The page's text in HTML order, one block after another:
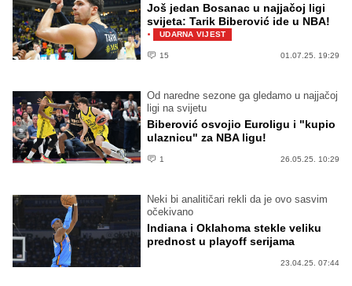
Još jedan Bosanac u najjačoj ligi
svijeta: Tarik Biberović ide u NBA!
· UDARNA VIJEST
15 01.07.25. 19:29
Od naredne sezone ga gledamo u najjačoj
ligi na svijetu
Biberović osvojio Euroligu i "kupio
ulaznicu" za NBA ligu!
1 26.05.25. 10:29
Neki bi analitičari rekli da je ovo sasvim
očekivano
Indiana i Oklahoma stekle veliku
prednost u playoff serijama
23.04.25. 07:44